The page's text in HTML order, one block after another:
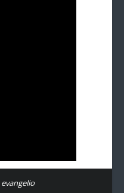
evangelio